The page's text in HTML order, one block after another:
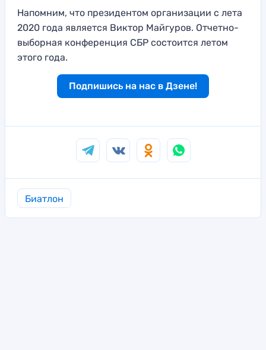
Напомним, что президентом организации с лета
2020 года является Виктор Майгуров. Отчетно-
выборная конференция СБР состоится летом
этого года.
Подпишись на нас в Дзене!
Биатлон